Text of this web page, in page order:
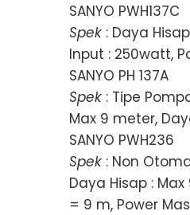
SANYO PWH137C
Spek : Daya
Input : 250watt,
SANYO PH 137A
Spek : Tipe
Max 9 meter,
SANYO PWH236
Spek : Non
Daya Hisap :
= 9 m, Power